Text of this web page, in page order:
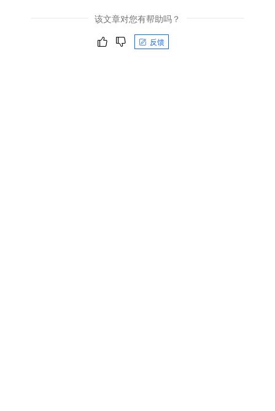
该文章对您有帮助吗？
反馈